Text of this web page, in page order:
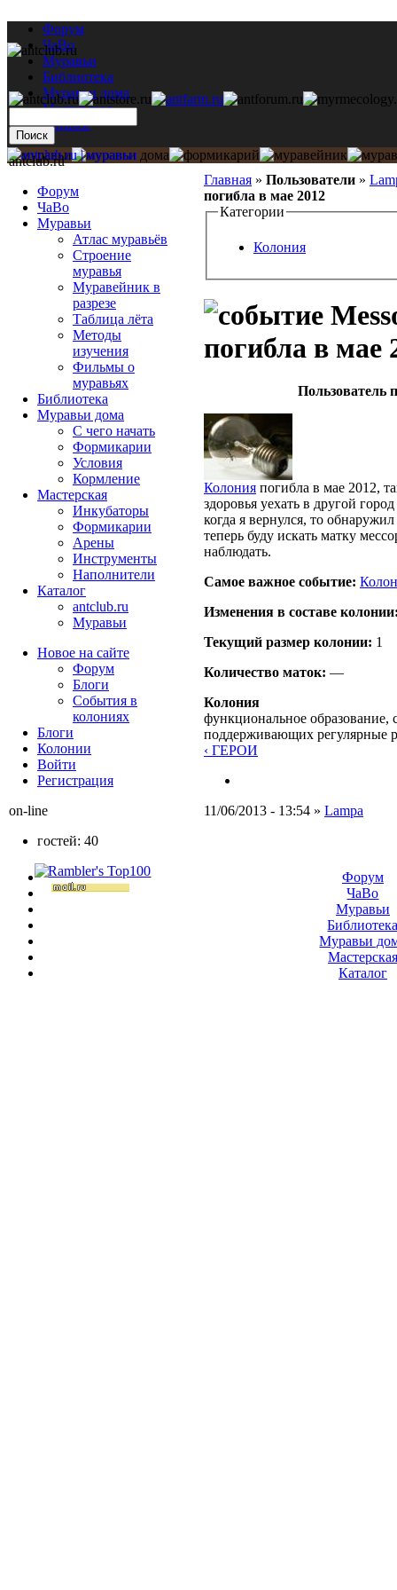
Форум
ЧаВо
Муравьи
Библиотека
Муравьи дома
Мастерская
Каталог
Главная » Пользователи »
погибла в мае 2012
Категории
Колония
погибла в мае
Пользователь
Колония погибла в мае 2012,
здоровья уехать в другой
когда я вернулся, то
теперь буду искать матку
наблюдать.
Самое важное событие:
Изменения в составе
Текущий размер кoлонии: 1
Количество маток: —
Колония
функциональное образование,
поддерживающих регулярные
‹ ГЕРОИ
11/06/2013 - 13:54 » Lampa
antclub.ru
Форум
ЧаВо
Муравьи
Атлас муравьёв
Строение
муравья
Муравейник в
разрезе
Таблица лёта
Методы
изучения
Фильмы о
муравьях
Библиотека
Муравьи дома
С чего начать
Формикарии
Условия
Кормление
Мастерская
Инкубаторы
Формикарии
Арены
Инструменты
Наполнители
Каталог
antclub.ru
Муравьи
Новое на сайте
Форум
Блоги
События в
колониях
Блоги
Колонии
Войти
Peгиcтpaция
on-line
гостей: 40
Форум
ЧаВо
Муравьи
Муравьи
Мастерская
Каталог